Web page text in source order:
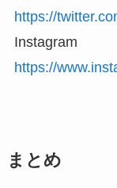
https://
Instagram
https://
まとめ